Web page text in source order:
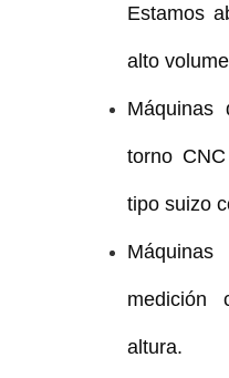
Estamos
alto
Máquinas
torno
tipo suizo
medición
altura.